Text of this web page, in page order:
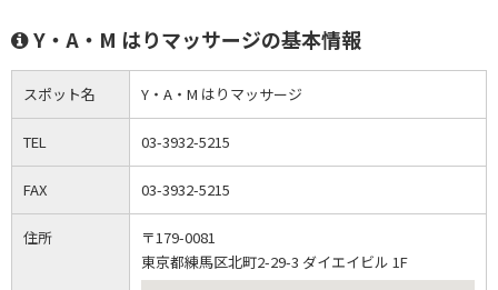
Y・A・M はりマッサージの基本情報
スポット名 Y・A・M はりマッサージ
TEL 03-3932-5215
FAX 03-3932-5215
住所
〒179-0081
東京都練馬区北町2-29-3 ダイエイビル 1F